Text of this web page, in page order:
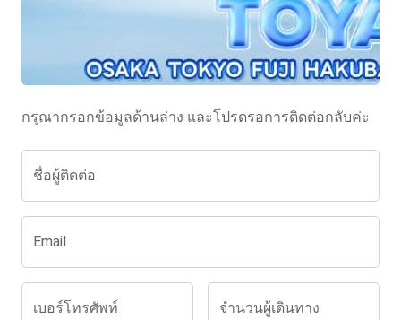
กรุณากรอกข้อมูลด้านล่าง และโปรดรอการติดต่อกลับค่ะ
ชื่อผู้ติดต่อ
Email
เบอร์โทรศัพท์ จำนวนผู้เดินทาง